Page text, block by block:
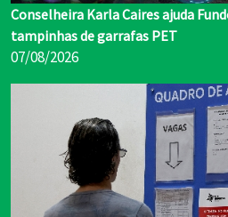
Conselheira Karla Caires ajuda
tampinhas de garrafas PET
07/08/2026